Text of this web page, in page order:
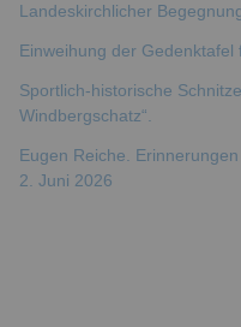
Landeskirchlicher
Einweihung der
Sportlich-historische
Windbergschatz“.
Eugen Reiche.
2. Juni 2026